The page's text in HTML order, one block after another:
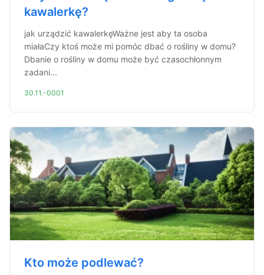
kawalerkę?
jak urządzić kawalerkęWażne jest aby ta osoba
miałaCzy ktoś może mi pomóc dbać o rośliny w domu?
Dbanie o rośliny w domu może być czasochłonnym
zadani...
30.11.-0001
Kto może podlewać?